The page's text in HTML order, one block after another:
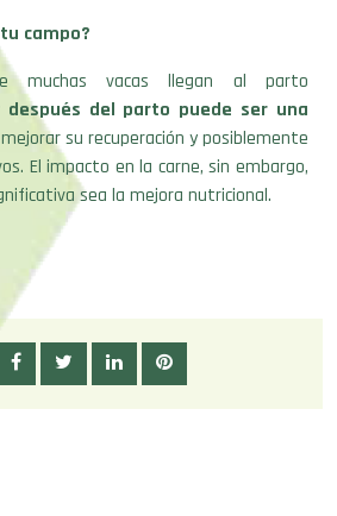
campo?
muchas vacas llegan al parto
después del parto puede ser una
su recuperación y posiblemente
El impacto en la carne, sin embargo,
sea la mejora nutricional.